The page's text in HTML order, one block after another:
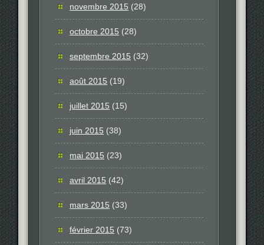
novembre 2015 (28)
octobre 2015 (28)
septembre 2015 (32)
août 2015 (19)
juillet 2015 (15)
juin 2015 (38)
mai 2015 (23)
avril 2015 (42)
mars 2015 (33)
février 2015 (73)